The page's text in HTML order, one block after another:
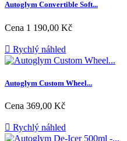
Autoglym Convertible Soft...
Cena 1 190,00 Kč
 Rychlý náhled
Autoglym Custom Wheel...
Cena 369,00 Kč
 Rychlý náhled